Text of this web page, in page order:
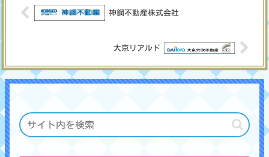
神鋼不動産株式会社
大京リアルド